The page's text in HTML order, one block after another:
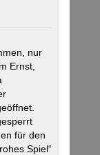
nur
Ernst,
für den
Spiel“